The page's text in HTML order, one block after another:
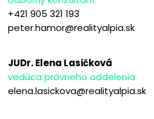
+421 905 321 193
peter.hamor@realityalpia.sk
JUDr. Elena Lasičková
vedúca právneho oddelenia
elena.lasickova@realityalpia.sk